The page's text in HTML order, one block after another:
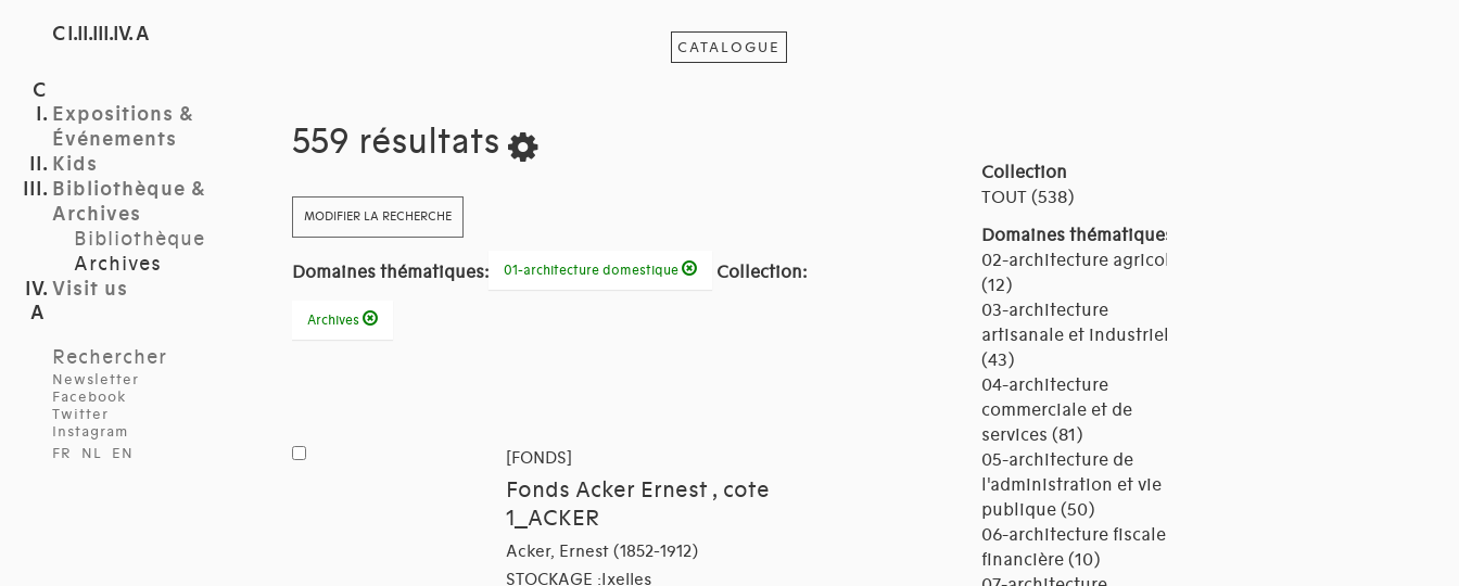
C I.II.III.IV. A
Expositions &
Événements
Kids
Bibliothèque &
Archives
Bibliothèque
Archives
Visit us
Rechercher
Newsletter
Facebook
Twitter
Instagram
FR
NL EN
CATALOGUE
559 résultats
MODIFIER LA RECHERCHE
Domaines thématiques: 01-architecture domestique Collection:
Archives
[FONDS]
Fonds Acker Ernest , cote
1_ACKER
Acker, Ernest (1852-1912)
STOCKAGE :Ixelles
Collection
TOUT (538)
Domaines thématiques
02-architecture agricole
(12)
03-architecture
artisanale et industrielle
(43)
04-architecture
commerciale et de
services (81)
05-architecture de
l'administration et vie
publique (50)
06-architecture fiscale et
financière (10)